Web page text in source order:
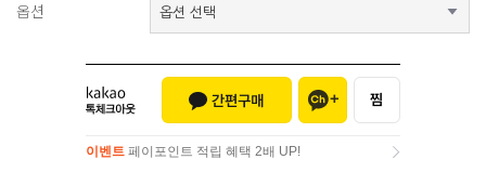
옵션
이벤트 페이포인트 적립 혜택 2배 UP!